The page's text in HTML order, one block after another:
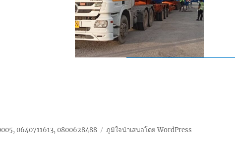
0640711613, 0800628488 ภูมิใจนำเสนอโดย WordPress